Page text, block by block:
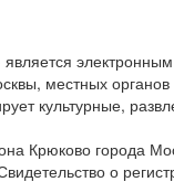
является
местных
культурные,
Крюково города
о